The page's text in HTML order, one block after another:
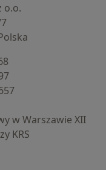
o.o.
w Warszawie XII
KRS